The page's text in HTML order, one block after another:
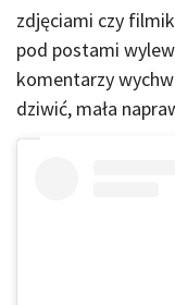
zdjęciami czy
pod postami
komentarzy
dziwić, mała